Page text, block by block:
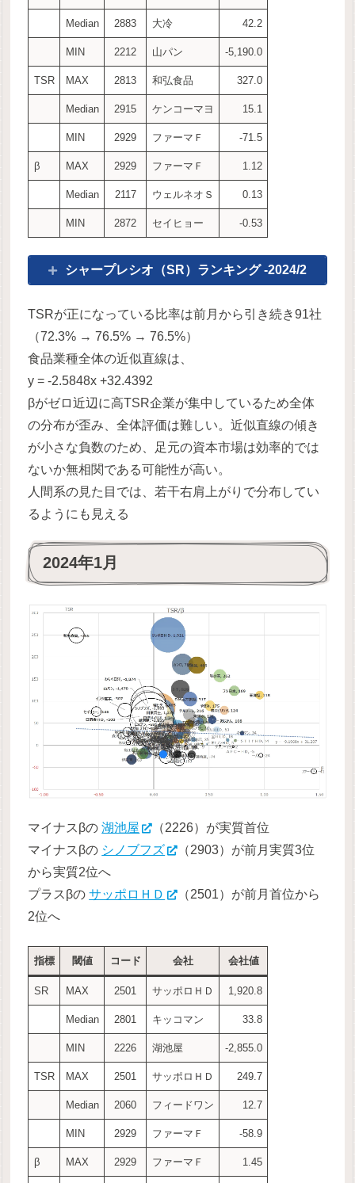
Median 2883 大冷 42.2
MIN 2212 山パン -5,190.0
TSR MAX 2813 和弘食品 327.0
Median 2915 ケンコーマヨ 15.1
MIN 2929 ファーマＦ -71.5
β MAX 2929 ファーマＦ 1.12
Median 2117 ウェルネオＳ 0.13
MIN 2872 セイヒョー -0.53
シャープレシオ（SR）ランキング -2024/2
TSRが正になっている比率は前月から引き続き91社
（72.3% → 76.5% → 76.5%）
食品業種全体の近似直線は、
y = -2.5848x +32.4392
βがゼロ近辺に高TSR企業が集中しているため全体
の分布が歪み、全体評価は難しい。近似直線の傾き
が小さな負数のため、足元の資本市場は効率的では
ないか無相関である可能性が高い。
人間系の見た目では、若干右肩上がりで分布してい
るようにも見える
2024年1月
マイナスβの湖池屋
（2226）が実質首位
マイナスβの シノブフズ
（2903）が前月実質3位
から実質2位へ
プラスβのサッポロＨＤ
（2501）が前月首位から
2位へ
指標 閾値 コード 会社 会社値
SR MAX 2501 サッポロＨＤ 1,920.8
Median 2801 キッコマン 33.8
MIN 2226 湖池屋 -2,855.0
TSR MAX 2501 サッポロＨＤ 249.7
Median 2060 フィードワン 12.7
MIN 2929 ファーマＦ -58.9
β MAX 2929 ファーマＦ 1.45